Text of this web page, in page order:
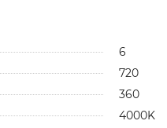
6
720
360
4000K